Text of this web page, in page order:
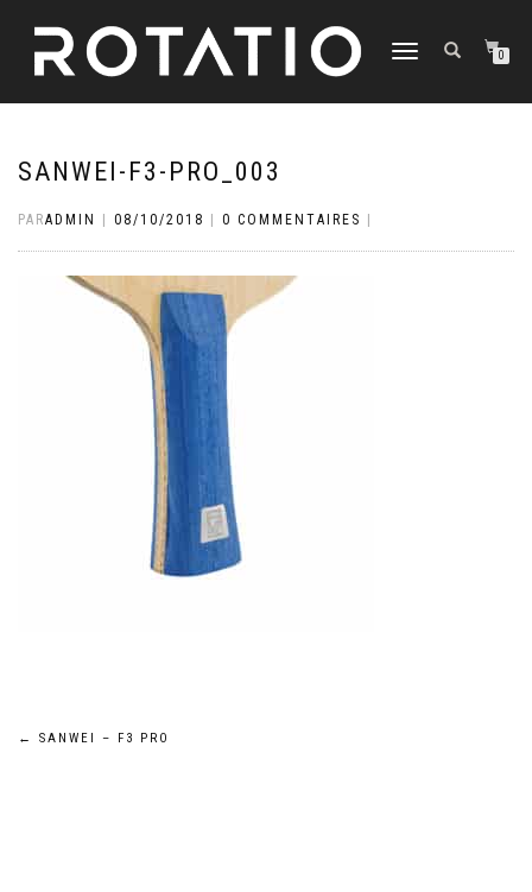
DÉPLIER
0
SANWEI-F3-PRO_003
PARADMIN 08/10/2018 0 COMMENTAIRES
Navigation
← SANWEI – F3 PRO